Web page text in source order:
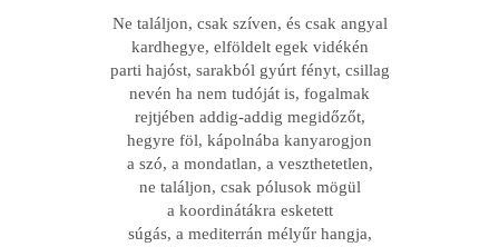
Ne találjon, csak szíven, és csak angyal
kardhegye, elföldelt egek vidékén
parti hajóst, sarakból gyúrt fényt, csillag
nevén ha nem tudóját is, fogalmak
rejtjében addig-addig megidőzőt,
hegyre föl, kápolnába kanyarogjon
a szó, a mondatlan, a veszthetetlen,
ne találjon, csak pólusok mögül
a koordinátákra esketett
súgás, a mediterrán mélyűr hangja,